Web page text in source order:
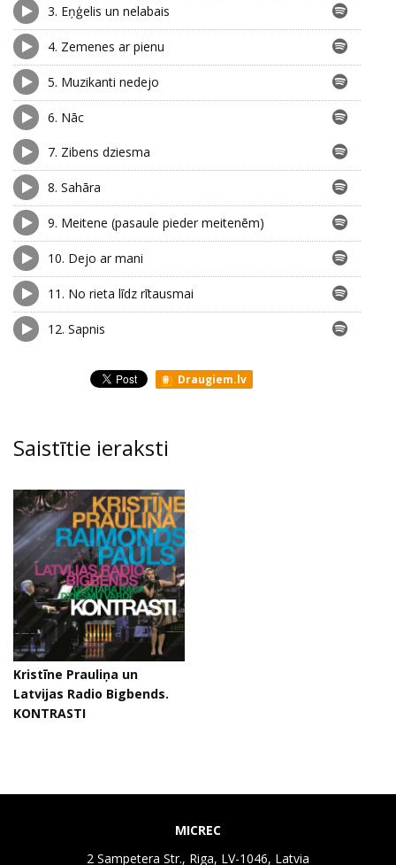
3. Eņģelis un nelabais
4. Zemenes ar pienu
5. Muzikanti nedejo
6. Nāc
7. Zibens dziesma
8. Sahāra
9. Meitene (pasaule pieder meitenēm)
10. Dejo ar mani
11. No rieta līdz rītausmai
12. Sapnis
Draugiem.lv
Saistītie ieraksti
Kristīne Prauliņa un
Latvijas Radio Bigbends.
KONTRASTI
MICREC
2 Sampetera Str., Riga, LV-1046, Latvia